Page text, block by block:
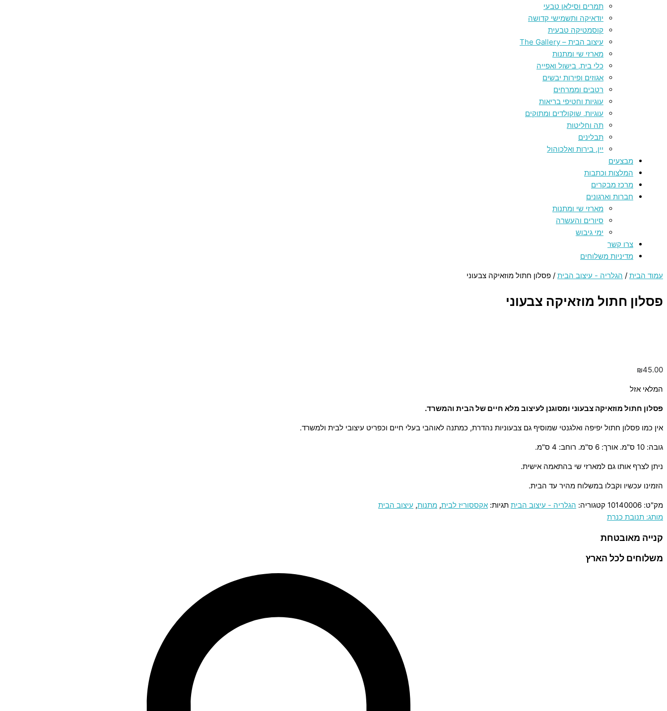
תמרים וסילאן טבעי
יודאיקה ותשמישי קדושה
קוסמטיקה טבעית
עיצוב הבית – The Gallery
מארזי שי ומתנות
כלי בית, בישול ואפייה
אגוזים ופירות יבשים
רטבים וממרחים
עוגיות וחטיפי בריאות
עוגיות, שוקולדים ומתוקים
תה וחליטות
תבלינים
יין, בירות ואלכוהול
מבצעים
המלצות וכתבות
מרכז מבקרים
חברות וארגונים
מארזי שי ומתנות
סיורים והעשרה
ימי גיבוש
צרו קשר
מדיניות משלוחים
עמוד הבית / הגלריה - עיצוב הבית / פסלון חתול מוזאיקה צבעוני
פסלון חתול מוזאיקה צבעוני
₪45.00
המלאי אזל
פסלון חתול מוזאיקה צבעוני ומסוגנן לעיצוב מלא חיים של הבית והמשרד.
אין כמו פסלון חתול יפיפה ואלגנטי שמוסיף גם צבעוניות נהדרת, כמתנה לאוהבי בעלי חיים וכפריט עיצובי לבית ולמשרד.
גובה: 10 ס"מ. אורך: 6 ס"מ. רוחב: 4 ס"מ.
ניתן לצרף אותו גם למארזי שי בהתאמה אישית.
הזמינו עכשיו וקבלו במשלוח מהיר עד הבית.
מק"ט: 10140006 קטגוריה: הגלריה - עיצוב הבית תגיות: אקססוריז לבית, מתנות, עיצוב הבית
מותג: תנובת כנרת
קנייה מאובטחת
משלוחים לכל הארץ